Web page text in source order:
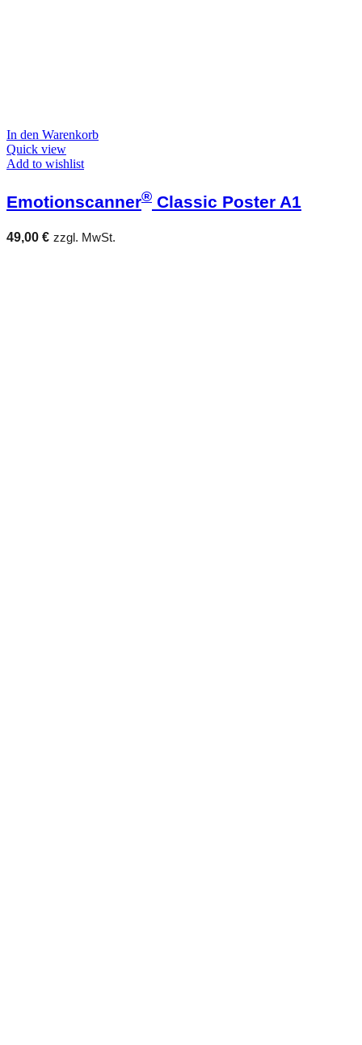
In den Warenkorb
Quick view
Add to wishlist
Emotionscanner® Classic Poster A1
49,00 € zzgl. MwSt.